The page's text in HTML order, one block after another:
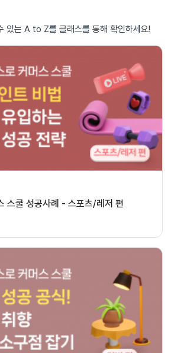
있는 A to Z를 클래스를 통해 확인하세요!
스쿨 성공사례 - 스포츠/레저 편